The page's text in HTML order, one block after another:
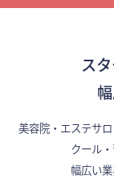
ス
美容院・エステサ
クール
幅広い